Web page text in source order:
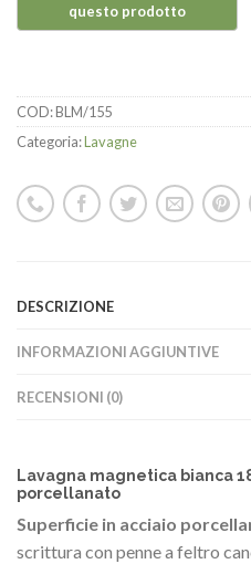
COD:BLM/155
Categoria:Lavagne
DESCRIZIONE
INFORMAZIONI AGGIUNTIVE
RECENSIONI (0)
Lavagna magnetica bianca
porcellanato
Superficie in acciaio
scrittura con penne a feltro